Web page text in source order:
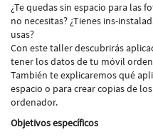
¿Te quedas sin espacio para las
no necesitas? ¿Tienes ins-
usas?
Con este taller descubrirás
tener los datos de tu móvil
También te explicaremos qué
espacio o para crear copias de
ordenador.
Objetivos específicos